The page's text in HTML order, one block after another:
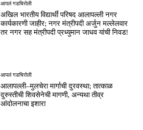
आपलं गडचिरोली
अखिल भारतीय विद्यार्थी परिषद आलापल्ली नगर
कार्यकारणी जाहीर; नगर मंत्रीपदी अर्जुन मल्लेलवार
तर नगर सह मंत्रीपदी प्रध्युमान जाधव यांची निवड!
आपलं गडचिरोली
आलापल्ली–मुलचेरा मार्गाची दुरवस्था; तात्काळ
दुरुस्तीची शिवसेनेची मागणी, अन्यथा तीव्र
आंदोलनाचा इशारा